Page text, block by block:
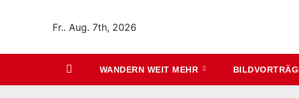
Fr.. Aug. 7th, 2026
WANDERN WEIT MEHR